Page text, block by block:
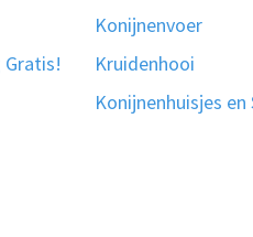
Gratis!
Konijnenvoer
Kruidenhooi
Konijnenhuisjes en